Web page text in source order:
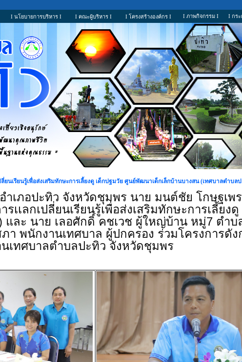
I นโยบายการบริหาร I I คณะผู้บริหาร I I โครงสร้างองค์กร I I ภาพกิจกรรม I I กร
ลี่ยนเรียนรู้เพื่อส่งเสริมทักษะการเลี้ยงดู เด็กปฐมวัย ศูนย์พัฒนาเด็กเล็กบ้านบางสน (เทศบาลตำบล
ำเภอปะทิว จังหวัดชุมพร นาย มนต์ชัย โกษฐเ
รเเลกเปลี่ยนเรียนรู้เพื่อส่งเสริมทักษะการเลี้
และ นาย เลอศักดิ์ คชเวช ผู้ใหญ่บ้าน หมู่7 ตำ
า พนักงานเทศบาล ผู้ปกครอง ร่วมโครงการดั
เทศบาลตำบลปะทิว จังหวัดชุมพร